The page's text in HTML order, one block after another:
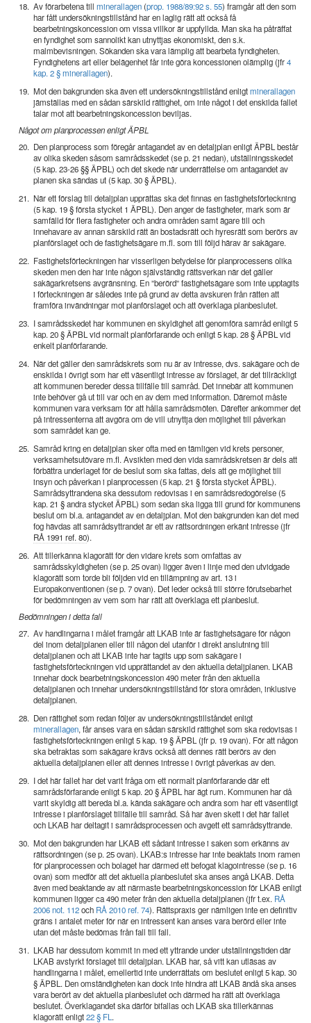
18. Av förarbetena till minerallagen(prop. 1988/89:92 s. 55) framgår att den som
har fått undersökningstillstånd har en laglig rätt att också få
bearbetningskoncession om vissa villkor är uppfyllda. Man ska ha påträffat
en fyndighet som sannolikt kan utnyttjas ekonomiskt, den s.k.
malmbevisningen. Sökanden ska vara lämplig att bearbeta fyndigheten.
Fyndighetens art eller belägenhet får inte göra koncessionen olämplig (jfr4
kap. 2 § minerallagen).
19. Mot den bakgrunden ska även ett undersökningstillstånd enligtminerallagen
jämställas med en sådan särskild rättighet, om inte något i det enskilda fallet
talar mot att bearbetningskoncession beviljas.
Något om planprocessen enligt ÄPBL
20. Den planprocess som föregår antagandet av en detaljplan enligt ÄPBL består
av olika skeden såsom samrådsskedet (se p. 21 nedan), utställningsskedet
(5 kap. 23-26 §§ ÄPBL) och det skede när underrättelse om antagandet av
planen ska sändas ut (5 kap. 30 § ÄPBL).
21. När ett förslag till detaljplan upprättas ska det finnas en fastighetsförteckning
(5 kap. 19 § första stycket 1 ÄPBL). Den anger de fastigheter, mark som är
samfälld för flera fastigheter och andra områden samt ägare till och
innehavare av annan särskild rätt än bostadsrätt och hyresrätt som berörs av
planförslaget och de fastighetsägare m.fl. som till följd härav är sakägare.
22. Fastighetsförteckningen har visserligen betydelse för planprocessens olika
skeden men den har inte någon självständig rättsverkan när det gäller
sakägarkretsens avgränsning. En ”berörd” fastighetsägare som inte upptagits
i förteckningen är således inte på grund av detta avskuren från rätten att
framföra invändningar mot planförslaget och att överklaga planbeslutet.
23. I samrådsskedet har kommunen en skyldighet att genomföra samråd enligt 5
kap. 20 § ÄPBL vid normalt planförfarande och enligt 5 kap. 28 § ÄPBL vid
enkelt planförfarande.
24. När det gäller den samrådskrets som nu är av intresse, dvs. sakägare och de
enskilda i övrigt som har ett väsentligt intresse av förslaget, är det tillräckligt
att kommunen bereder dessa tillfälle till samråd. Det innebär att kommunen
inte behöver gå ut till var och en av dem med information. Däremot måste
kommunen vara verksam för att hålla samrådsmöten. Därefter ankommer det
på intressenterna att avgöra om de vill utnyttja den möjlighet till påverkan
som samrådet kan ge.
25. Samråd kring en detaljplan sker ofta med en tämligen vid krets personer,
verksamhetsutövare m.fl. Avsikten med den vida samrådskretsen är dels att
förbättra underlaget för de beslut som ska fattas, dels att ge möjlighet till
insyn och påverkan i planprocessen (5 kap. 21 § första stycket ÄPBL).
Samrådsyttrandena ska dessutom redovisas i en samrådsredogörelse (5
kap. 21 § andra stycket ÄPBL) som sedan ska ligga till grund för kommunens
beslut om bl.a. antagandet av en detaljplan. Mot den bakgrunden kan det med
fog hävdas att samrådsyttrandet är ett av rättsordningen erkänt intresse (jfr
RÅ 1991 ref. 80).
26. Att tillerkänna klagorätt för den vidare krets som omfattas av
samrådsskyldigheten (se p. 25 ovan) ligger även i linje med den utvidgade
klagorätt som torde bli följden vid en tillämpning av art. 13 i
Europakonventionen (se p. 7 ovan). Det leder också till större förutsebarhet
för bedömningen av vem som har rätt att överklaga ett planbeslut.
Bedömningen i detta fall
27. Av handlingarna i målet framgår att LKAB inte är fastighetsägare för någon
del inom detaljplanen eller till någon del utanför i direkt anslutning till
detaljplanen och att LKAB inte har tagits upp som sakägare i
fastighetsförteckningen vid upprättandet av den aktuella detaljplanen. LKAB
innehar dock bearbetningskoncession 490 meter från den aktuella
detaljplanen och innehar undersökningstillstånd för stora områden, inklusive
detaljplanen.
28. Den rättighet som redan följer av undersökningstillståndet enligt
minerallagen, får anses vara en sådan särskild rättighet som ska redovisas i
fastighetsförteckningen enligt 5 kap. 19 § ÄPBL (jfr p. 19 ovan). För att någon
ska betraktas som sakägare krävs också att dennes rätt berörs av den
aktuella detaljplanen eller att dennes intresse i övrigt påverkas av den.
29. I det här fallet har det varit fråga om ett normalt planförfarande där ett
samrådsförfarande enligt 5 kap. 20 § ÄPBL har ägt rum. Kommunen har då
varit skyldig att bereda bl.a. kända sakägare och andra som har ett väsentligt
intresse i planförslaget tillfälle till samråd. Så har även skett i det här fallet
och LKAB har deltagit i samrådsprocessen och avgett ett samrådsyttrande.
30. Mot den bakgrunden har LKAB ett sådant intresse i saken som erkänns av
rättsordningen (se p. 25 ovan). LKAB:s intresse har inte beaktats inom ramen
för planprocessen och bolaget har därmed ett befogat klagointresse (se p. 16
ovan) som medför att det aktuella planbeslutet ska anses angå LKAB. Detta
även med beaktande av att närmaste bearbetningskoncession för LKAB enligt
kommunen ligger ca 490 meter från den aktuella detaljplanen (jfr t.ex. RÅ
2006 not. 112och RÅ 2010 ref. 74). Rättspraxis ger nämligen inte en definitiv
gräns i antalet meter för när en intressent kan anses vara berörd eller inte
utan det måste bedömas från fall till fall.
31. LKAB har dessutom kommit in med ett yttrande under utställningstiden där
LKAB avstyrkt förslaget till detaljplan. LKAB har, så vitt kan utläsas av
handlingarna i målet, emellertid inte underrättats om beslutet enligt 5 kap. 30
§ ÄPBL. Den omständigheten kan dock inte hindra att LKAB ändå ska anses
vara berört av det aktuella planbeslutet och därmed ha rätt att överklaga
beslutet. Överklagandet ska därför bifallas och LKAB ska tillerkännas
klagorätt enligt22 § FL .